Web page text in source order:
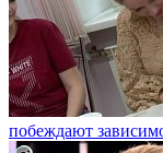
побеждают